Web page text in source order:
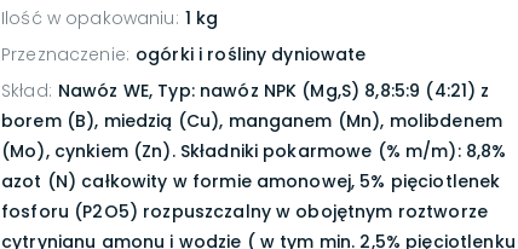
Ilość w opakowaniu: 1 kg
Przeznaczenie: ogórki i rośliny dyniowate
Skład: Nawóz WE, Typ: nawóz NPK (Mg,S) 8,8:5:9 (4:21) z
borem (B), miedzią (Cu), manganem (Mn), molibdenem
(Mo), cynkiem (Zn). Składniki pokarmowe (% m/m): 8,8%
azot (N) całkowity w formie amonowej, 5% pięciotlenek
fosforu (P2O5) rozpuszczalny w obojętnym roztworze
cytrynianu amonu i wodzie ( w tym min. 2,5% pięciotlenku